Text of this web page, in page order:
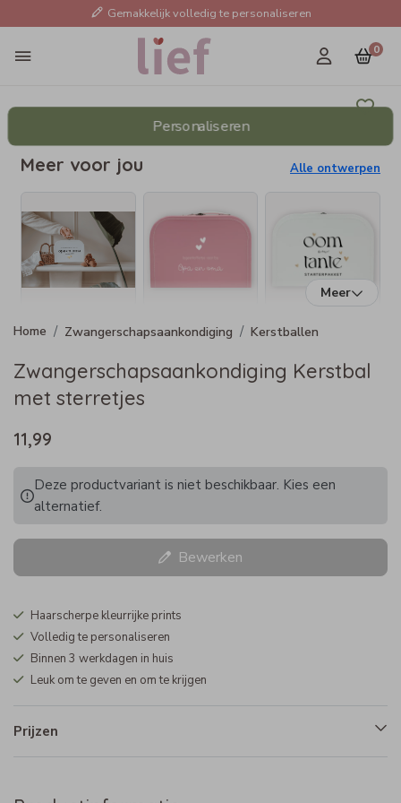
Gemakkelijk volledig te personaliseren
0
Personaliseren
Meer voor jou Alle ontwerpen
Meer
Zwangerschapsaankondiging Kerstballen
Zwangerschapsaankondiging Kerstbal
met sterretjes
11,99
Deze productvariant is niet beschikbaar. Kies een
alternatief.
Bewerken
Haarscherpe kleurrijke prints
Volledig te personaliseren
Binnen 3 werkdagen in huis
Leuk om te geven en om te krijgen
Prijzen